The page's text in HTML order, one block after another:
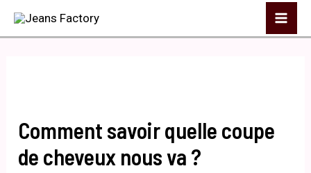
Aller
Comment savoir quelle coupe
de cheveux nous va ?